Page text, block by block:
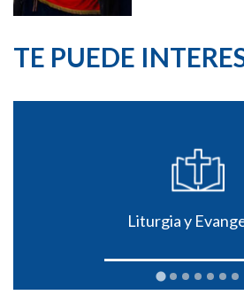
TE PUEDE
Liturgia y